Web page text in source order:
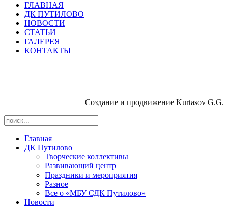
ГЛАВНАЯ
ДК ПУТИЛОВО
НОВОСТИ
СТАТЬИ
ГАЛЕРЕЯ
КОНТАКТЫ
Создание и продвижение Kurtasov G.G.
Главная
ДК Путилово
Творческие коллективы
Развивающий центр
Праздники и мероприятия
Разное
Все о «МБУ СДК Путилово»
Новости